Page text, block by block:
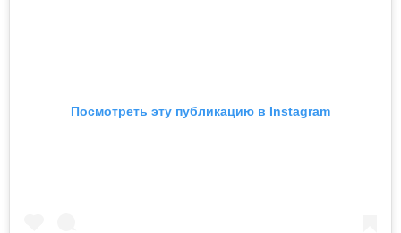
Посмотреть эту публикацию в Instagram